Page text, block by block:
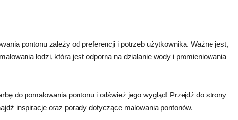
pontonu zależy od preferencji i potrzeb użytkownika. Ważne jest,
łodzi, która jest odporna na działanie wody i promieniowania
do pomalowania pontonu i odśwież jego wygląd! Przejdź do strony
inspiracje oraz porady dotyczące malowania pontonów.